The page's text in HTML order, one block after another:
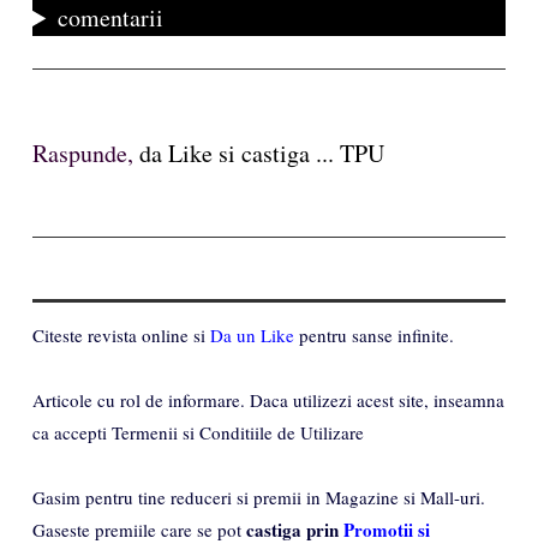
comentarii
Raspunde, da Like si castiga ... TPU
Citeste revista online si Da un Like pentru sanse infinite.
Articole cu rol de informare. Daca utilizezi acest site, inseamna
ca accepti Termenii si Conditiile de Utilizare
Gasim pentru tine reduceri si premii in Magazine si Mall-uri.
Gaseste premiile care se pot castiga prinPromotii si